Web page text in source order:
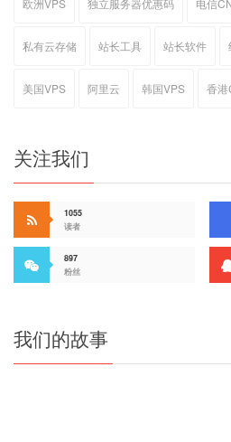
欧洲VPS 独立服务器优惠码 电信
私有云存储 站长工具 站长软件
美国VPS 阿里云 韩国VPS 香港
关注我们
1055
读者
897
粉丝
我们的故事